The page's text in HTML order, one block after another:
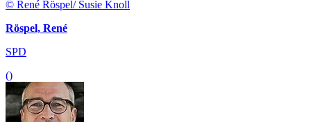
© René Röspel/ Susie Knoll
Röspel, René
SPD
()